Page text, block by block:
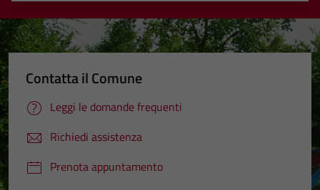
Contatta il Comune
Leggi le domande frequenti
Richiedi assistenza
Prenota appuntamento